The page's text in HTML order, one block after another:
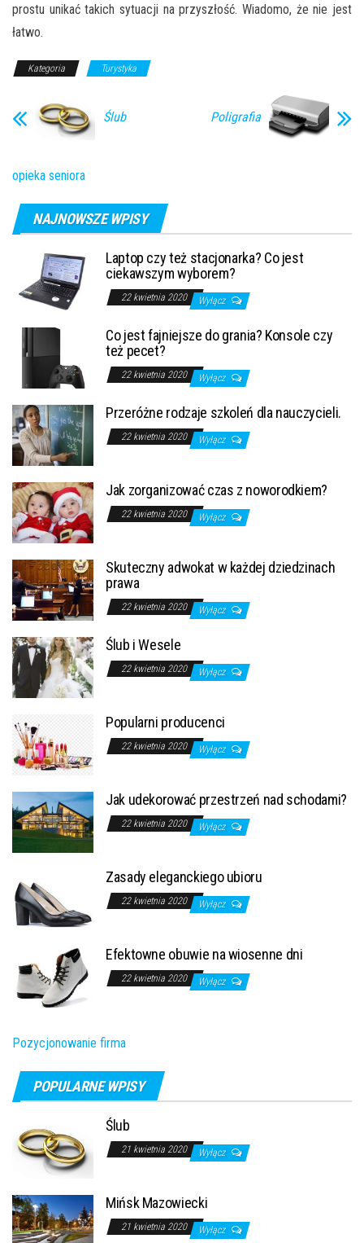
prostu unikać takich sytuacji na przyszłość. Wiadomo, że nie jest
łatwo.
Kategoria Turystyka
Ślub Poligrafia
opieka seniora
NAJNOWSZE WPISY
Laptop czy też stacjonarka? Co jest
ciekawszym wyborem?
22 kwietnia 2020 Wyłącz
Co jest fajniejsze do grania? Konsole czy
też pecet?
22 kwietnia 2020 Wyłącz
Przeróżne rodzaje szkoleń dla nauczycieli.
22 kwietnia 2020 Wyłącz
Jak zorganizować czas z noworodkiem?
22 kwietnia 2020 Wyłącz
Skuteczny adwokat w każdej dziedzinach
prawa
22 kwietnia 2020 Wyłącz
Ślub i Wesele
22 kwietnia 2020 Wyłącz
Popularni producenci
22 kwietnia 2020 Wyłącz
Jak udekorować przestrzeń nad schodami?
22 kwietnia 2020 Wyłącz
Zasady eleganckiego ubioru
22 kwietnia 2020 Wyłącz
Efektowne obuwie na wiosenne dni
22 kwietnia 2020 Wyłącz
Pozycjonowanie firma
POPULARNE WPISY
Ślub
21 kwietnia 2020 Wyłącz
Mińsk Mazowiecki
21 kwietnia 2020 Wyłącz